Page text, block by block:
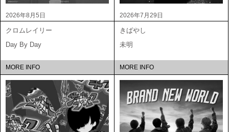
2026年8月5日
クロムレイリー
Day By Day
MORE INFO
2026年7月29日
きばやし
未明
MORE INFO